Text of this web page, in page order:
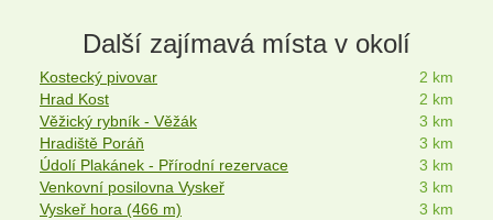
Další zajímavá místa v okolí
Kostecký pivovar
2 km
Hrad Kost
2 km
Věžický rybník - Věžák
3 km
Hradiště Poráň
3 km
Údolí Plakánek - Přírodní rezervace
3 km
Venkovní posilovna Vyskeř
3 km
Vyskeř hora (466 m)
3 km